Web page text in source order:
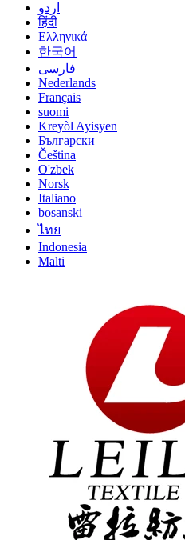
اردو
हिंदी
Ελληνικά
한국어
فارسی
Nederlands
Français
suomi
Kreyòl Ayisyen
Български
Čeština
O'zbek
Norsk
Italiano
bosanski
ไทย
Indonesia
Malti